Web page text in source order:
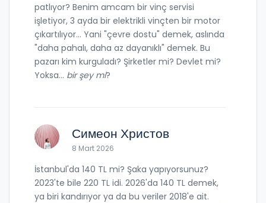
patlıyor? Benim amcam bir vinç servisi
işletiyor, 3 ayda bir elektrikli vinçten bir motor
çıkartılıyor... Yani "çevre dostu" demek, aslında
"daha pahalı, daha az dayanıklı" demek. Bu
pazarı kim kurguladı? Şirketler mi? Devlet mi?
Yoksa... bir şey mi?
Симеон Христов
8 Mart 2026
İstanbul'da 140 TL mi? Şaka yapıyorsunuz?
2023'te bile 220 TL idi. 2026'da 140 TL demek,
ya biri kandırıyor ya da bu veriler 2018'e ait.